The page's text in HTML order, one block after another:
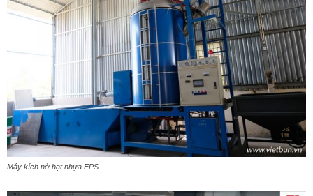
Máy kích nở hạt nhựa EPS